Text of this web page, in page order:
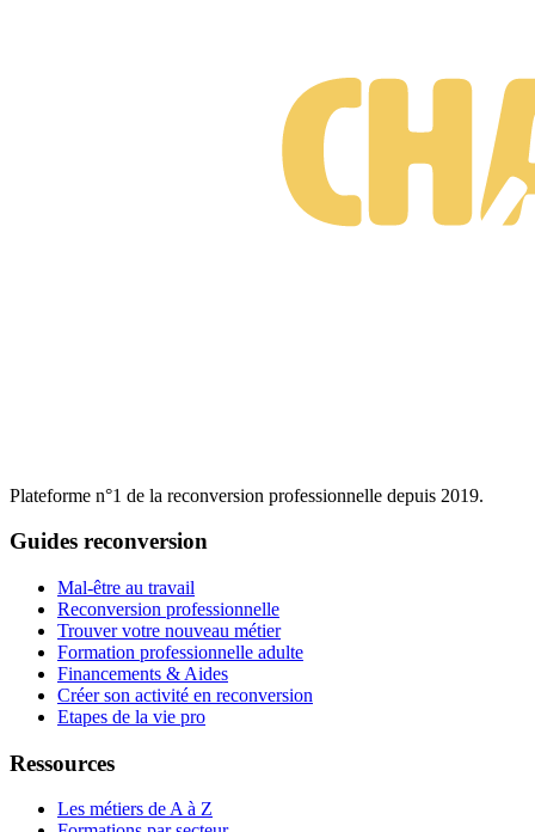
Plateforme n°1 de la reconversion professionnelle depuis 2019.
Guides reconversion
Mal-être au travail
Reconversion professionnelle
Trouver votre nouveau métier
Formation professionnelle adulte
Financements & Aides
Créer son activité en reconversion
Etapes de la vie pro
Ressources
Les métiers de A à Z